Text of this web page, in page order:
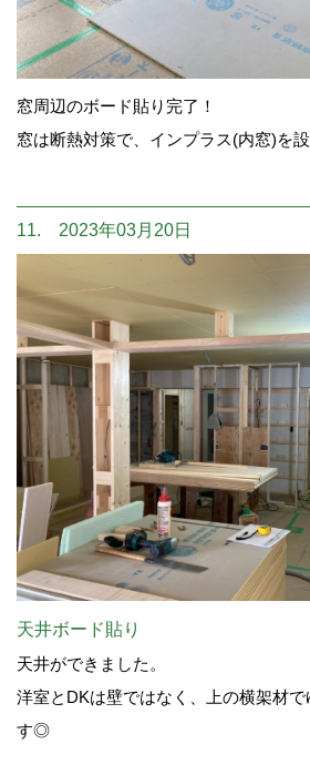
窓周辺のボード貼り完了！
窓は断熱対策で、インプラス(内窓)を設
11. 2023年03月20日
天井ボード貼り
天井ができました。
洋室とDKは壁ではなく、上の横架材
す◎